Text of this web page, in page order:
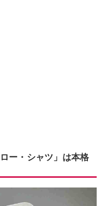
ー・シャツ」は本格